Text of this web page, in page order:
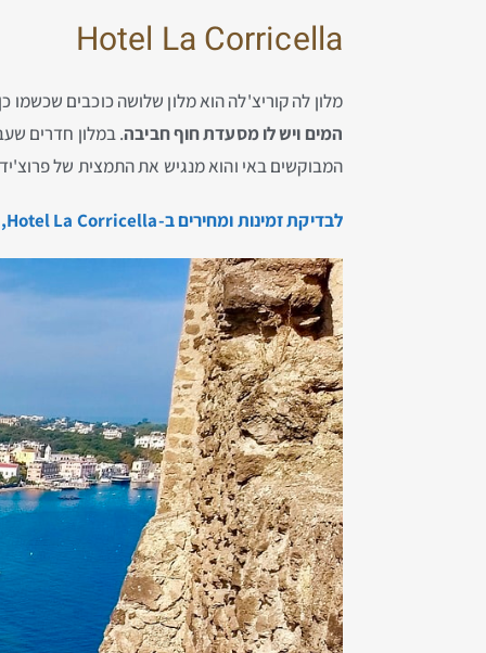
Hotel La Corricella
מלון לה קוריצ'לה הוא מלון שלושה כוכבים שכשמו
המים ויש לו מסעדת חוף חביבה. במלון חדרים
המבוקשים באי והוא מנגיש את התמצית של
לבדיקת זמינות ומחירים ב-Hotel La Corricella, הקליקו כאן…